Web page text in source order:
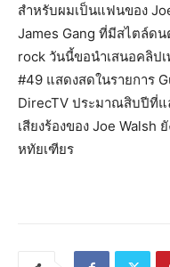
สำหรับผมเป็นแฟนของ
James Gang ที่มีสไตล์ด
rock วันนี้ขอนำเสนอคลิป
#49 แสดงสดในรายการ
DirecTV ประมาณสิบปีที่แ
เสียงร้องของ Joe Walsh
หทัยเฑียร